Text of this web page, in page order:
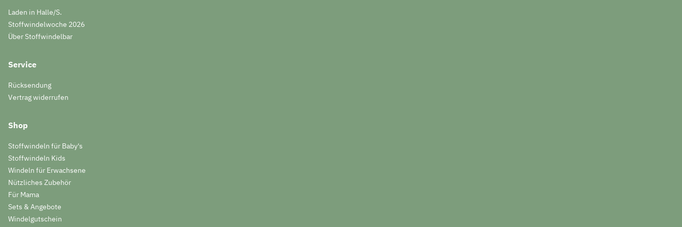
Laden in Halle/S.
Stoffwindelwoche 2026
Über Stoffwindelbar
Service
Rücksendung
Vertrag widerrufen
Shop
Stoffwindeln für Baby's
Stoffwindeln Kids
Windeln für Erwachsene
Nützliches Zubehör
Für Mama
Sets & Angebote
Windelgutschein